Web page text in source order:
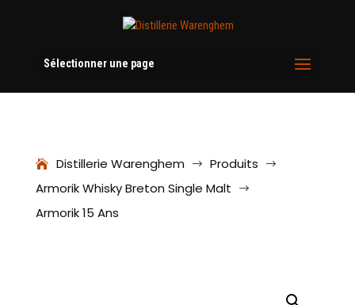
Sélectionner une page
Distillerie Warenghem $ Produits $
Armorik Whisky Breton Single Malt $
Armorik 15 Ans